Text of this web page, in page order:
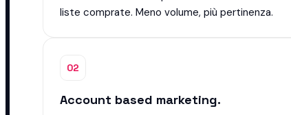
liste comprate. Meno volume, più pertinenza.
02
Account based marketing.